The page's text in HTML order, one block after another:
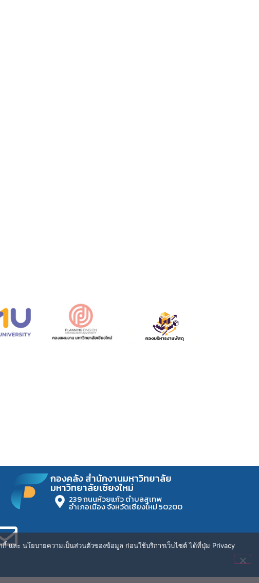
กองคลัง สำนักงานมหาวิทยาลัย
มหาวิทยาลัยเชียงใหม่
239 ถนนห้วยแก้ว ตำบลสุเทพ
อำเภอเมือง จังหวัดเชียงใหม่ 50200
และ นโยบายความเป็นส่วนตัวของข้อมูล ก่อนใช้บริการเว็บไซต์ ได้ที่ปุ่ม Privacy